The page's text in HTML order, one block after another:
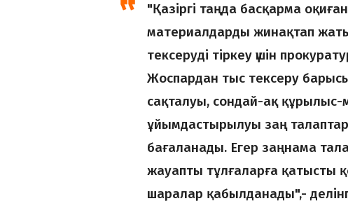
"Қазіргі таңда басқарма
материалдарды жинақтап
тексеруді тіркеу үшін
Жоспардан тыс тексеру
сақталуы, сондай-ақ
ұйымдастырылуы заң
бағаланады. Егер заңнама
жауапты тұлғаларға қатысты
шаралар қабылданады",-